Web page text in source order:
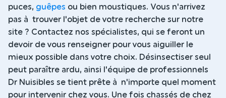
puces, guêpes ou bien moustiques. Vous n'arrivez
pas à trouver l'objet de votre recherche sur notre
site ? Contactez nos spécialistes, qui se feront un
devoir de vous renseigner pour vous aiguiller le
mieux possible dans votre choix. Désinsectiser seul
peut paraître ardu, ainsi l'équipe de professionnels
Dr Nuisibles se tient prête à n'importe quel moment
pour intervenir chez vous. Une fois chassés de chez